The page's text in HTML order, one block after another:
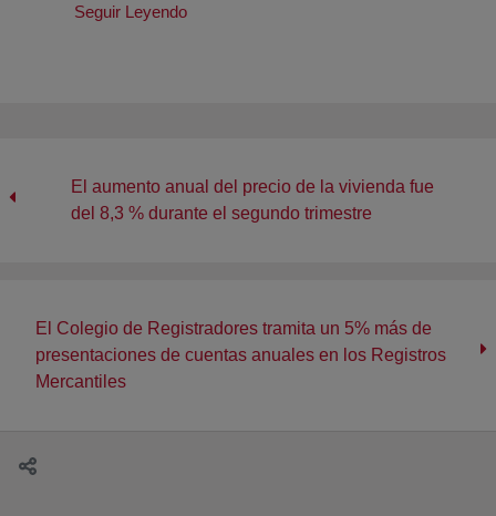
blanqueo de capitales y financiación del
Seguir Leyendo
El aumento anual del precio de la vivienda fue
del 8,3 % durante el segundo trimestre
El Colegio de Registradores tramita un 5% más de
presentaciones de cuentas anuales en los Registros
Mercantiles